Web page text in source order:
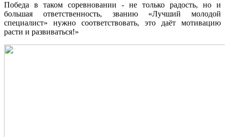
Победа в таком соревновании - не только радость, но и
большая ответственность, званию «Лучший молодой
специалист» нужно соответствовать, это даёт мотивацию
расти и развиваться!»